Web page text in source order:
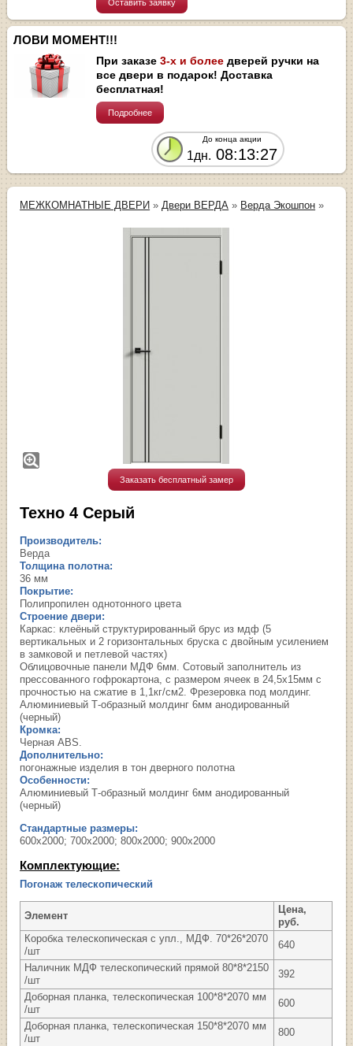
Оставить заявку
ЛОВИ МОМЕНТ!!!
При заказе3-х и более дверей ручки на
все двери в подарок! Доставка
бесплатная!
Подробнее
До конца акции
1дн. 08:13:27
МЕЖКОМНАТНЫЕ ДВЕРИ » Двери ВЕРДА » Верда Экошпон »
Заказать бесплатный замер
Техно 4 Серый
Производитель:
Верда
Толщина полотна:
36 мм
Покрытие:
Полипропилен однотонного цвета
Строение двери:
Каркас: клеёный структурированный брус из мдф (5
вертикальных и 2 горизонтальных бруска с двойным усилением
в замковой и петлевой частях)
Облицовочные панели МДФ 6мм. Сотовый заполнитель из
прессованного гофрокартона, с размером ячеек в 24,5х15мм с
прочностью на сжатие в 1,1кг/см2. Фрезеровка под молдинг.
Алюминиевый Т-образный молдинг 6мм анодированный
(черный)
Кромка:
Черная ABS.
Дополнительно:
погонажные изделия в тон дверного полотна
Особенности:
Алюминиевый Т-образный молдинг 6мм анодированный
(черный)
Стандартные размеры:
600х2000; 700х2000; 800х2000; 900х2000
Комплектующие:
Погонаж телескопический
Элемент
Цена,
руб.
Коробка телескопическая с упл., МДФ. 70*26*2070
/шт
640
Наличник МДФ телескопический прямой 80*8*2150
/шт
392
Доборная планка, телескопическая 100*8*2070 мм
/шт
600
Доборная планка, телескопическая 150*8*2070 мм
/шт
800